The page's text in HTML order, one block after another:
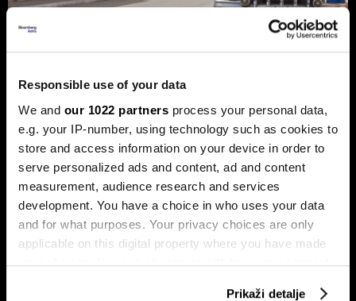
Responsible use of your data
We and our 1022 partners process your personal data,
e.g. your IP-number, using technology such as cookies to
store and access information on your device in order to
serve personalized ads and content, ad and content
measurement, audience research and services
development. You have a choice in who uses your data
and for what purposes. Your privacy choices are only
applicable on this digital property where you have made
your choices. You can change or withdraw your consent
Prikaži detalje
milijardersko turističko carstvo
porodice Castro
Sukob oko Kube je sukob oko tri četvrtine ekonomije pod
okriljem koncerna Gaesa.